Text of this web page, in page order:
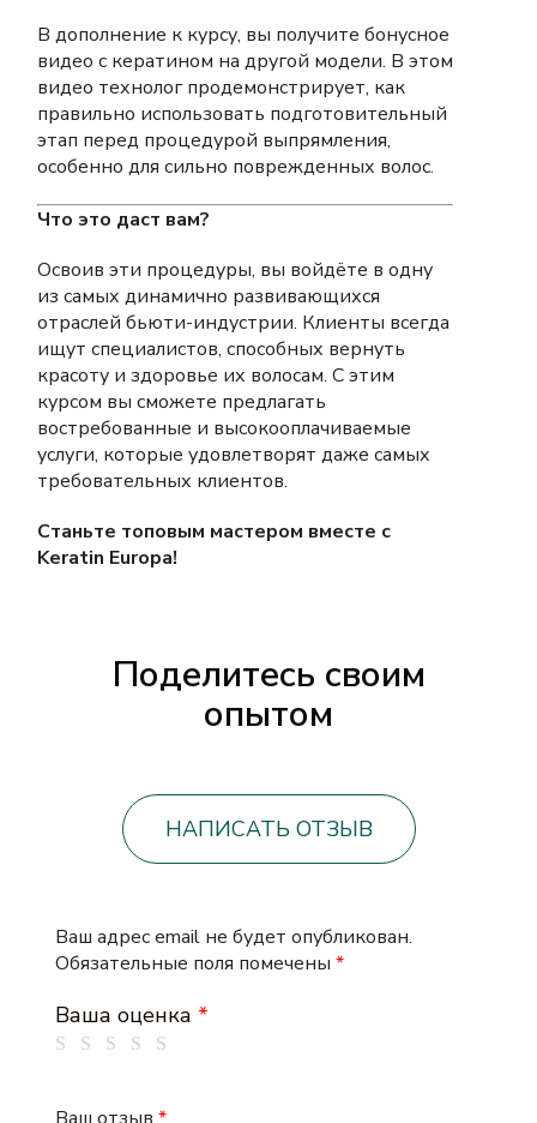
В дополнение к курсу, вы получите бонусное
видео с кератином на другой модели. В этом
видео технолог продемонстрирует, как
правильно использовать подготовительный
этап перед процедурой выпрямления,
особенно для сильно поврежденных волос.
Что это даст вам?
Освоив эти процедуры, вы войдёте в одну
из самых динамично развивающихся
отраслей бьюти-индустрии. Клиенты всегда
ищут специалистов, способных вернуть
красоту и здоровье их волосам. С этим
курсом вы сможете предлагать
востребованные и высокооплачиваемые
услуги, которые удовлетворят даже самых
требовательных клиентов.
Станьте топовым мастером вместе с
Keratin Europa!
Поделитесь своим
опытом
НАПИСАТЬ ОТЗЫВ
Ваш адрес email не будет опубликован.
Обязательные поля помечены *
Ваша оценка *